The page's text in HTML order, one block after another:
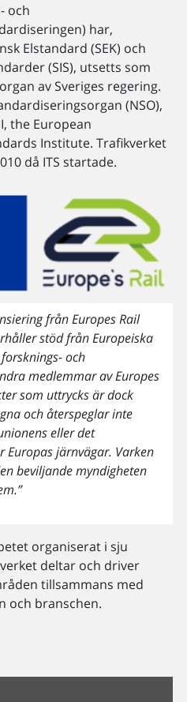
och
har,
Elstandard (SEK) och
(SIS), utsetts som
av Sveriges regering.
(NSO),
the European
Institute. Trafikverket
då ITS startade.
från Europes Rail
stöd från Europeiska
och
medlemmar av Europes
som uttrycks är dock
och återspeglar inte
eller det
järnvägar. Varken
beviljande myndigheten
organiserat i sju
deltar och driver
tillsammans med
och branschen.